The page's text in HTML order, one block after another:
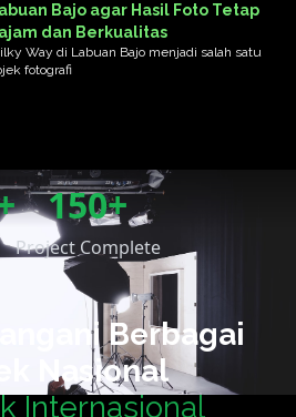
Bajo agar Hasil Foto Tetap
dan Berkualitas
Way di Labuan Bajo menjadi salah satu
fotografi
150+
Project Complete
Berbagai
Nasional
Internasional